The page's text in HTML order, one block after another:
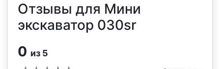
Отзывы для Мини
экскаватор 030sr
0 из 5